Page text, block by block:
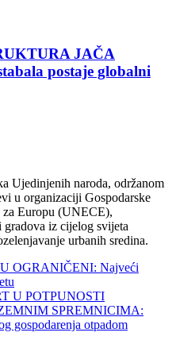
JAČA
postaje globalni
Ujedinjenih naroda, održanom
u organizaciji Gospodarske
Europu (UNECE),
gradova iz cijelog svijeta
urbanih sredina.
OGRANIČENI: Najveći
U POTPUNOSTI
SPREMNICIMA:
gospodarenja otpadom